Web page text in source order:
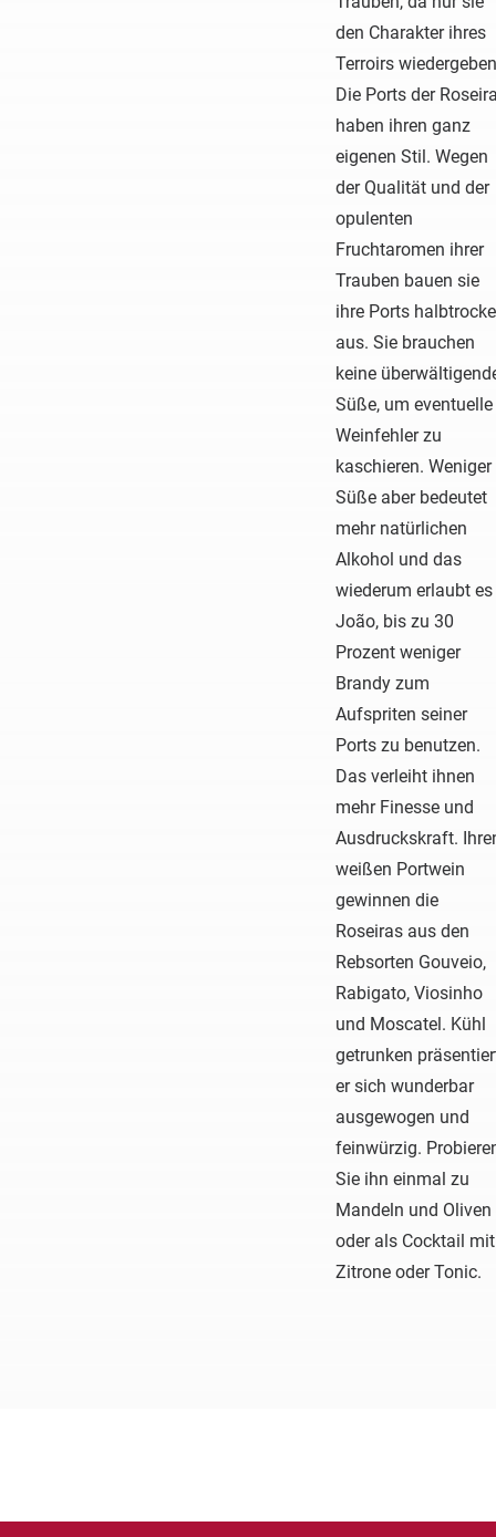
den Charakter ihres
Terroirs
Die Ports der
haben ihren ganz
eigenen Stil. Wegen
der Qualität und der
opulenten
Fruchtaromen ihrer
Trauben bauen sie
ihre Ports
aus. Sie brauchen
keine
Süße, um eventuelle
Weinfehler zu
kaschieren. Weniger
Süße aber bedeutet
mehr natürlichen
Alkohol und das
wiederum erlaubt es
João, bis zu 30
Prozent weniger
Brandy zum
Aufspriten seiner
Ports zu benutzen.
Das verleiht ihnen
mehr Finesse und
Ausdruckskraft.
weißen Portwein
gewinnen die
Roseiras aus den
Rebsorten Gouveio,
Rabigato, Viosinho
und Moscatel. Kühl
getrunken
er sich wunderbar
ausgewogen und
feinwürzig.
Sie ihn einmal zu
Mandeln und Oliven
oder als Cocktail mit
Zitrone oder Tonic.